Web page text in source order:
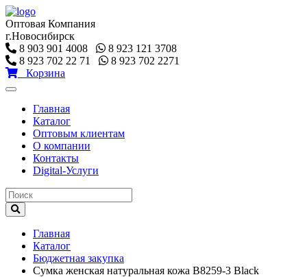
Оптовая Компания
г.Новосибирск
8 903 901 4008
8 923 121 3708
8 923 702 22 71
8 923 702 2271
Корзина
Toggle
navigationГлавная
Каталог
Оптовым клиентам
О компании
Контакты
Digital-Услуги
Главная
Каталог
Бюджетная закупка
Сумка женская натуральная кожа B8259-3 Black